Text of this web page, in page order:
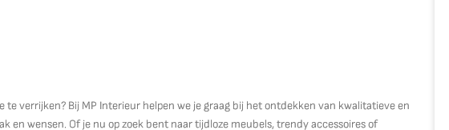
verrijken? Bij MP Interieur helpen we je graag bij het ontdekken van kwalitatieve en
en wensen. Of je nu op zoek bent naar tijdloze meubels, trendy accessoires of